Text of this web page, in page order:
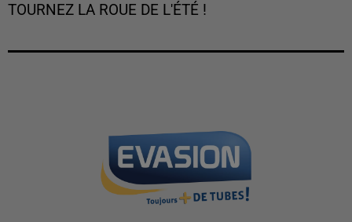
TOURNEZ LA ROUE DE L'ÉTÉ !